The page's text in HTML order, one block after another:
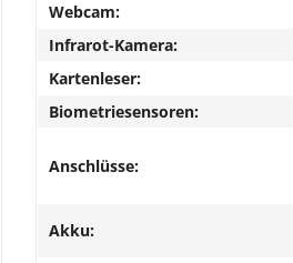
Webcam:
Infrarot-Kamera:
Kartenleser:
Biometriesensoren:
Anschlüsse:
Akku: